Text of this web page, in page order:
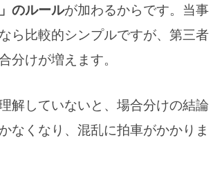
のルールが加わるからです。当事
ら比較的シンプルですが、第三者
分けが増えます。
解していないと、場合分けの結論
なくなり、混乱に拍車がかかりま